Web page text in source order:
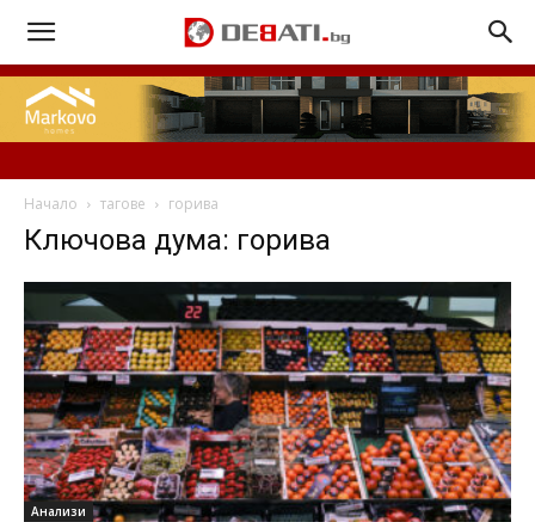
Начало тагове горива
Ключова дума: горива
Анализи